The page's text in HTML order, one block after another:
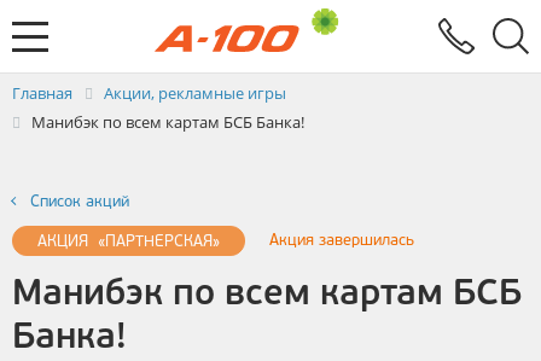
Услуги
Электронный документооборот
Заявка на выставление ЭСЧФ
Главная
Акции, рекламные игры
Манибэк по всем картам БСБ Банка!
Список акций
АКЦИЯ «ПАРТНЕРСКАЯ» Акция завершилась
Манибэк по всем картам БСБ
Банка!